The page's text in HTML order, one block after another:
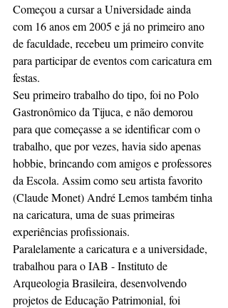
Começou a cursar a Universidade ainda
com 16 anos em 2005 e já no primeiro ano
de faculdade, recebeu um primeiro convite
para participar de eventos com caricatura em
festas.
Seu primeiro trabalho do tipo, foi no Polo
Gastronômico da Tijuca, e não demorou
para que começasse a se identificar com o
trabalho, que por vezes, havia sido apenas
hobbie, brincando com amigos e professores
da Escola. Assim como seu artista favorito
(Claude Monet) André Lemos também tinha
na caricatura, uma de suas primeiras
experiências profissionais.
Paralelamente a caricatura e a universidade,
trabalhou para o IAB - Instituto de
Arqueologia Brasileira, desenvolvendo
projetos de Educação Patrimonial, foi